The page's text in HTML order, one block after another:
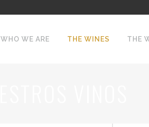
WHO WE ARE THE WINES THE